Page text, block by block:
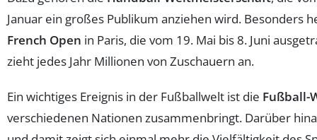
Januar ein großes Publikum anziehen wird. Besonders
French Open in Paris, die vom 19. Mai bis 8. Juni
zieht jedes Jahr Millionen von Zuschauern an.
Ein wichtiges Ereignis in der Fußballwelt ist die Fußball-
verschiedenen Nationen zusammenbringt. Darüber